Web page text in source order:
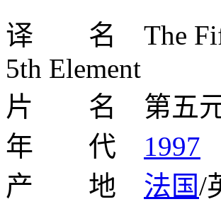
译 名 The Fifth
5th Element
片 名 第五
年 代 1997
产 地 法国/